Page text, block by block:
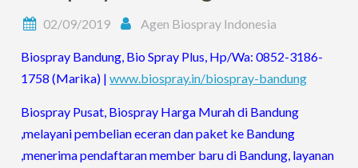
02/09/2019 Agen Biospray Indonesia
Biospray Bandung, Bio Spray Plus, Hp/Wa: 0852-3186-
1758 (Marika) |www.biospray.in/biospray-bandung
Biospray Pusat, Biospray Harga Murah di Bandung
,melayani pembelian eceran dan paket ke Bandung
,menerima pendaftaran member baru di Bandung, layanan